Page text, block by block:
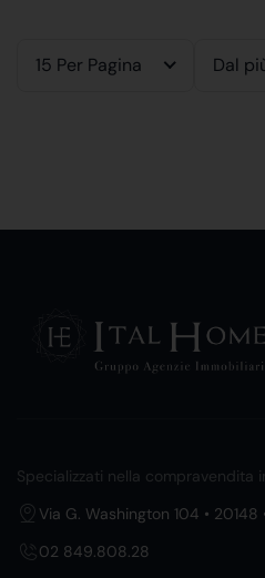
15 Per Pagina Dal
Specializzati nella compravendita
Via G. Washington 104 • 20148
02 849.808.28